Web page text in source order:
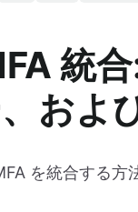
統
およ
を統合する方